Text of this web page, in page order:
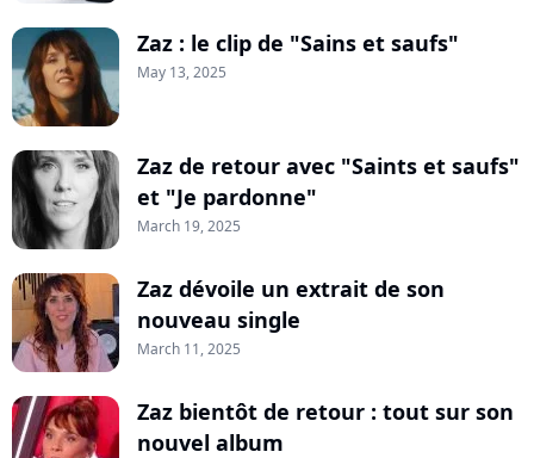
Zaz : le clip de "Sains et saufs"
May 13, 2025
Zaz de retour avec "Saints et saufs"
et "Je pardonne"
March 19, 2025
Zaz dévoile un extrait de son
nouveau single
March 11, 2025
Zaz bientôt de retour : tout sur son
nouvel album